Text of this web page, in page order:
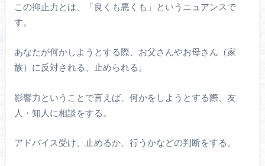
この抑止力とは、「良くも悪くも」というニュアンスで
す。
あなたが何かしようとする際、お父さんやお母さん（家
族）に反対される、止められる。
影響力ということで言えば、何かをしようとする際、友
人・知人に相談をする。
アドバイス受け、止めるか、行うかなどの判断をする。